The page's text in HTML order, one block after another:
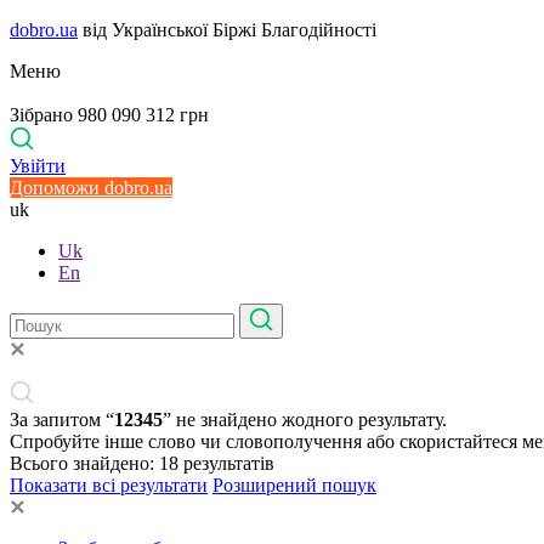
dobro.ua від Української Біржі Благодійності
Меню
Зібрано 980 090 312 грн
Увійти
Допоможи dobro.ua
uk
Uk
En
За запитом “12345” не знайдено жодного результату.
Спробуйте інше слово чи словополучення або скористайтеся
Всього знайдено: 18 результатів
Показати всі результати Розширений пошук